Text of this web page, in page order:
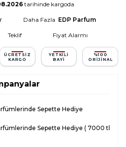
tarihinde kargoda
Daha Fazla EDP Parfum
Teklif Fiyat Alarmı
ÜCRETSIZ
KARGO
YETKILI
BAYI
%100
ORIJINAL
Sepette Hediye
Sepette Hediye ( 7000 tl